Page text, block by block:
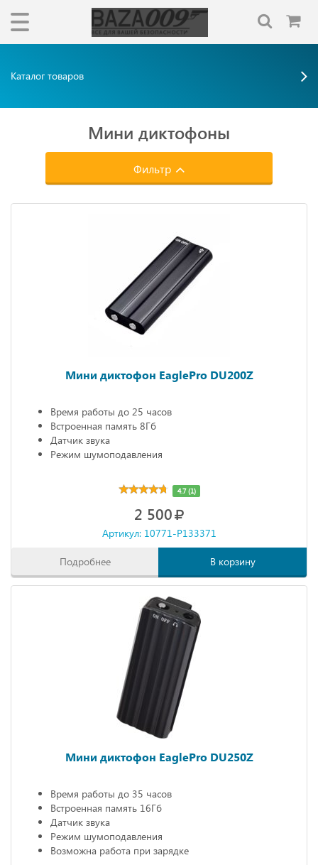
Каталог товаров
Мини диктофоны
Фильтр
Мини диктофон EaglePro DU200Z
Время работы до 25 часов
Встроенная память 8Гб
Датчик звука
Режим шумоподавления
4.7 (1)
2 500
Артикул: 10771-P133371
Подробнее В корзину
Мини диктофон EaglePro DU250Z
Время работы до 35 часов
Встроенная память 16Гб
Датчик звука
Режим шумоподавления
Возможна работа при зарядке